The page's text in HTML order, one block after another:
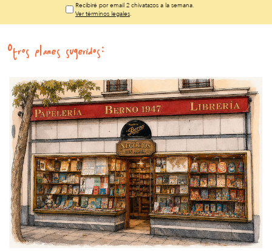
Recibiré por email 2 chivatazos a la semana.
Ver términos legales.
Otros planes sugeridos: